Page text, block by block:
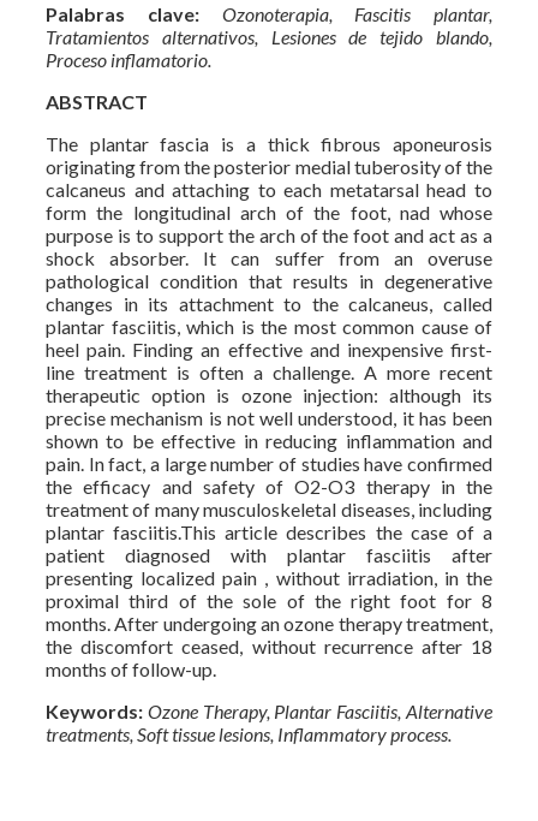
Palabras clave: Ozonoterapia, Fascitis plantar,
Tratamientos alternativos, Lesiones de tejido blando,
Proceso inflamatorio.
ABSTRACT
The plantar fascia is a thick fibrous aponeurosis
originating from the posterior medial tuberosity of the
calcaneus and attaching to each metatarsal head to
form the longitudinal arch of the foot, nad whose
purpose is to support the arch of the foot and act as a
shock absorber. It can suffer from an overuse
pathological condition that results in degenerative
changes in its attachment to the calcaneus, called
plantar fasciitis, which is the most common cause of
heel pain. Finding an effective and inexpensive first-
line treatment is often a challenge. A more recent
therapeutic option is ozone injection: although its
precise mechanism is not well understood, it has been
shown to be effective in reducing inflammation and
pain. In fact, a large number of studies have confirmed
the efficacy and safety of O2-O3 therapy in the
treatment of many musculoskeletal diseases, including
plantar fasciitis.This article describes the case of a
patient diagnosed with plantar fasciitis after
presenting localized pain , without irradiation, in the
proximal third of the sole of the right foot for 8
months. After undergoing an ozone therapy treatment,
the discomfort ceased, without recurrence after 18
months of follow-up.
Keywords: Ozone Therapy, Plantar Fasciitis, Alternative
treatments, Soft tissue lesions, Inflammatory process.